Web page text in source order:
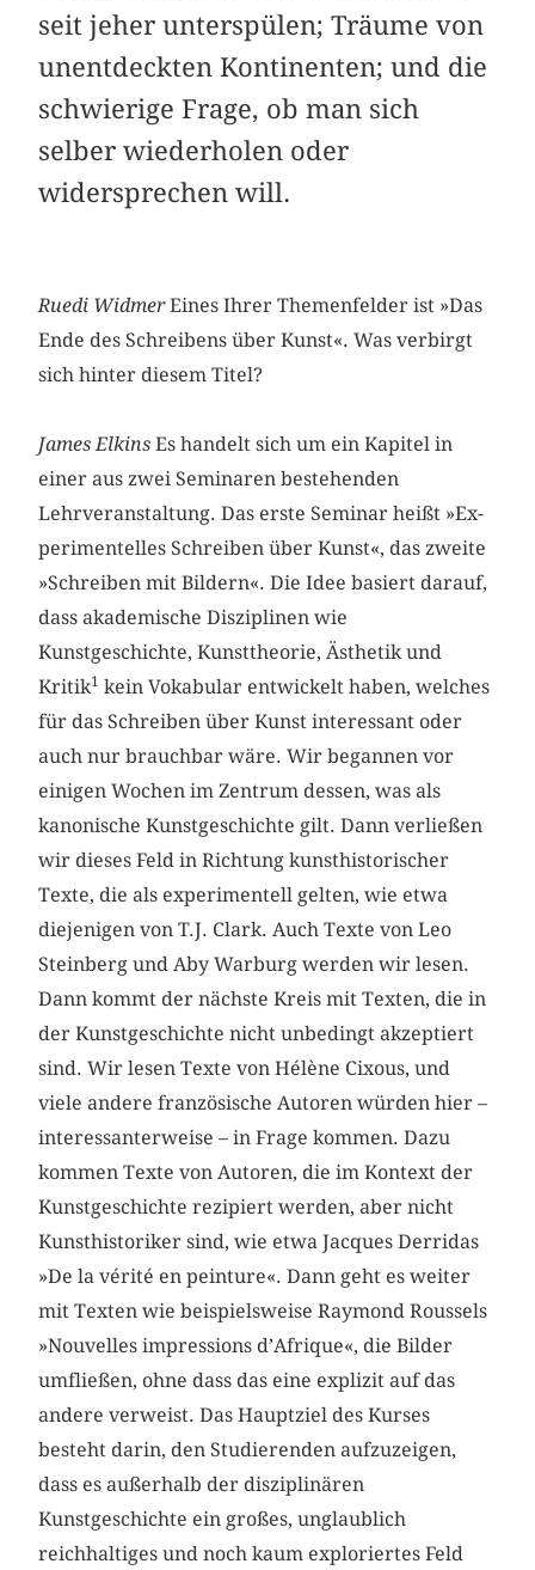
seit jeher unterspülen; Träume von
unentdeckten Kontinenten; und die
schwierige Frage, ob man sich
selber wiederholen oder
widersprechen will.
Ruedi WidmerEines Ihrer Themenfelder ist »Das
Ende des Schreibens über Kunst«. Was verbirgt
sich hinter diesem Titel?
James ElkinsEs handelt sich um ein Kapitel in
einer aus zwei Seminaren bestehenden
Lehrveranstaltung. Das erste Seminar heißt »Ex­
perimentelles Schreiben über Kunst«, das zweite
»Schreiben mit ­Bildern«. Die Idee basiert darauf,
dass akademische Disziplinen wie
Kunstgeschichte, Kunsttheorie, Ästhetik und
Kritik1 kein Vokabular entwickelt haben, welches
für das Schreiben über Kunst interessant oder
auch nur brauchbar wäre. Wir begannen vor
einigen Wochen im Zentrum dessen, was als
kanonische Kunstgeschichte gilt. Dann verließen
wir dieses Feld in Richtung kunsthistorischer
Texte, die als experimentell gelten, wie etwa
diejenigen von T.J. Clark. Auch Texte von Leo
Steinberg und Aby Warburg werden wir lesen.
Dann kommt der nächste Kreis mit Texten, die in
der Kunstgeschichte nicht unbedingt akzeptiert
sind. Wir lesen Texte von Hélène Cixous, und
viele andere französische Autoren würden hier –
interessanterweise – in Frage kommen. Dazu
kommen Texte von Autoren, die im Kontext der
Kunstgeschichte rezipiert werden, aber nicht
Kunsthistoriker sind, wie etwa Jacques Derridas
»De la vérité en peinture«. Dann geht es weiter
mit Texten wie beispielsweise Raymond Roussels
»Nouvelles impressions d’Afrique«, die Bilder
umfließen, ohne dass das eine explizit auf das
andere verweist. Das Hauptziel des Kurses
besteht darin, den Studierenden aufzuzeigen,
dass es außerhalb der disziplinären
Kunstgeschichte ein großes, unglaublich
reichhaltiges und noch kaum exploriertes Feld